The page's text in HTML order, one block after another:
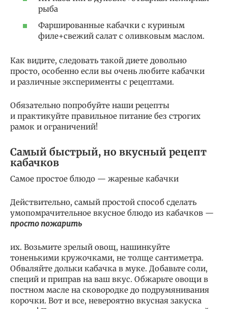
рыба
Фаршированные кабачки с куриным
филе+свежий салат с оливковым маслом.
Как видите, следовать такой диете довольно
просто, особенно если вы очень любите кабачки
и различные эксперименты с рецептами.
Обязательно попробуйте наши рецепты
и практикуйте правильное питание без строгих
рамок и ограничений!
Самый быстрый, но вкусный рецепт
кабачков
Самое простое блюдо — жареные кабачки
Действительно, самый простой способ сделать
умопомрачительное вкусное блюдо из кабачков —
просто пожарить
их. Возьмите зрелый овощ, нашинкуйте
тоненькими кружочками, не толще сантиметра.
Обваляйте дольки кабачка в муке. Добавьте соли,
специй и приправ на ваш вкус. Обжарьте овощи в
постном масле на сковородке до подрумянивания
корочки. Вот и все, невероятно вкусная закуска